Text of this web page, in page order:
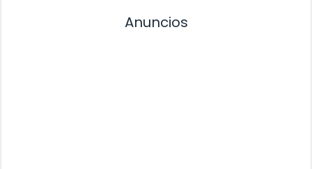
Anuncios